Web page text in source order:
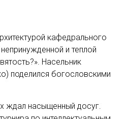
кафедрального
и теплой
Насельник
поделился богословскими
ждал насыщенный досуг.